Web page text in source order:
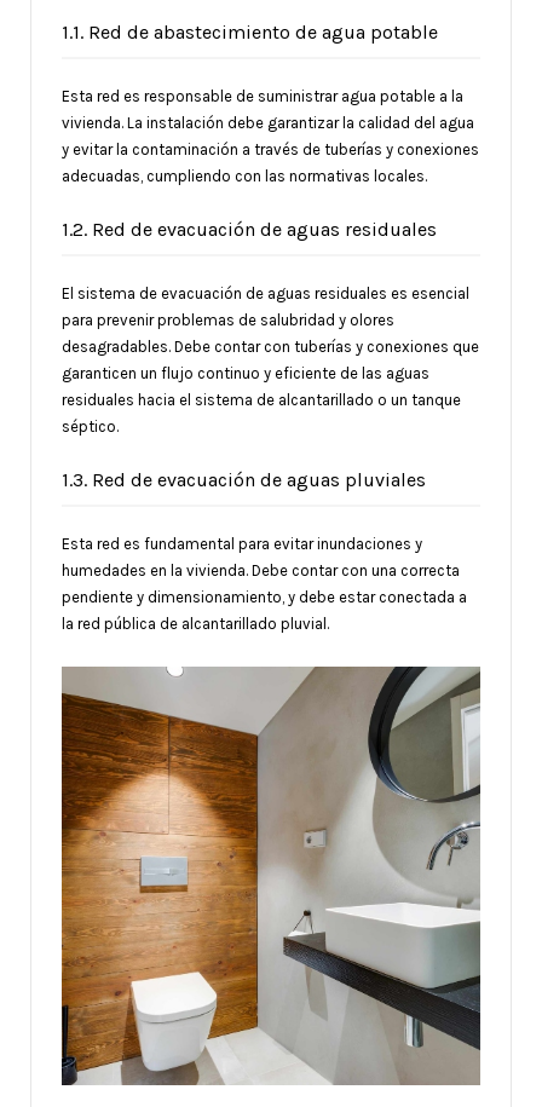
1.1. Red de abastecimiento de agua potable
Esta red es responsable de suministrar agua potable a la
vivienda. La instalación debe garantizar la calidad del agua
y evitar la contaminación a través de tuberías y conexiones
adecuadas, cumpliendo con las normativas locales.
1.2. Red de evacuación de aguas residuales
El sistema de evacuación de aguas residuales es esencial
para prevenir problemas de salubridad y olores
desagradables. Debe contar con tuberías y conexiones que
garanticen un flujo continuo y eficiente de las aguas
residuales hacia el sistema de alcantarillado o un tanque
séptico.
1.3. Red de evacuación de aguas pluviales
Esta red es fundamental para evitar inundaciones y
humedades en la vivienda. Debe contar con una correcta
pendiente y dimensionamiento, y debe estar conectada a
la red pública de alcantarillado pluvial.